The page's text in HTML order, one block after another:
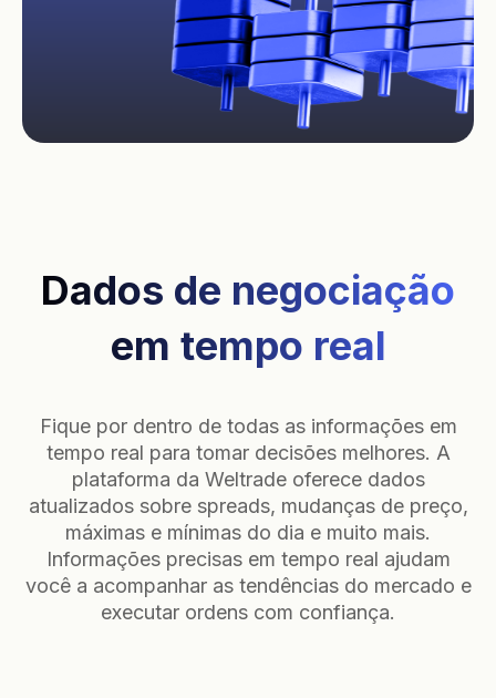
Dados de negociação
em tempo real
Fique por dentro de todas as informações em
tempo real para tomar decisões melhores. A
plataforma da Weltrade oferece dados
atualizados sobre spreads, mudanças de preço,
máximas e mínimas do dia e muito mais.
Informações precisas em tempo real ajudam
você a acompanhar as tendências do mercado e
executar ordens com confiança.